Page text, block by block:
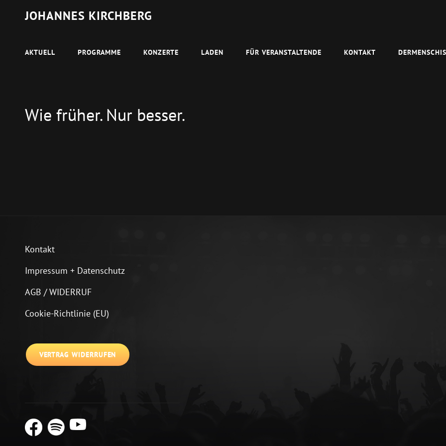
JOHANNES KIRCHBERG
AKTUELL PROGRAMME KONZERTE LADEN FÜR VERANSTALTENDE KONTAKT
Wie früher. Nur besser.
Kontakt
Impressum + Datenschutz
AGB / WIDERRUF
Cookie-Richtlinie (EU)
VERTRAG WIDERRUFEN